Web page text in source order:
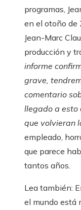
programas,
en el otoño de
Jean-Marc
producción y
informe
grave,
comentario
llegado a esto
que volvieran
empleado,
que parece
tantos años.
Lea también:
el mundo está